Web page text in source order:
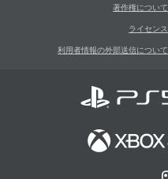
著作権について
ライセンス
利用者情報の外部送信について